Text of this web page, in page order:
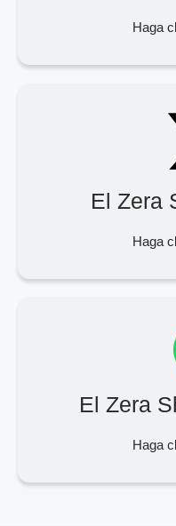
Haga
El Zera
Haga
El Zera
Haga